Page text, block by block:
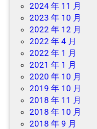
2024 年 11 月
2023 年 10 月
2022 年 12 月
2022 年 4 月
2022 年 1 月
2021 年 1 月
2020 年 10 月
2019 年 10 月
2018 年 11 月
2018 年 10 月
2018 年 9 月